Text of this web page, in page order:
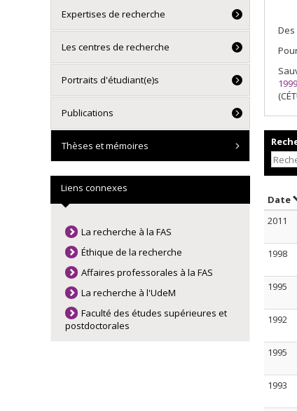
Date
2011
1998
1995
1992
1995
1993
Expertises de recherche
Les centres de recherche
Portraits d'étudiant(e)s
Publications
Thèses et mémoires
Liens connexes
La recherche à la FAS
Éthique de la recherche
Affaires professorales à la FAS
La recherche à l'UdeM
Faculté des études supérieures et
postdoctorales